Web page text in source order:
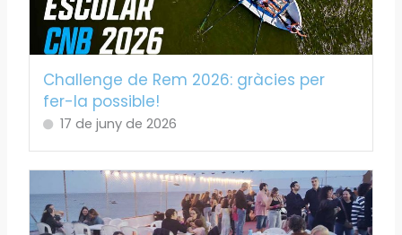
Challenge de Rem 2026: gràcies per
fer-la possible!
17 de juny de 2026